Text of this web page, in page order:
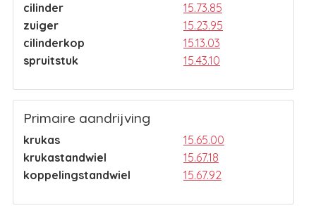
cilinder
15.73.85
zuiger
15.23.95
cilinderkop
15.13.03
spruitstuk
15.43.10
Primaire aandrijving
krukas
15.65.00
krukastandwiel
15.67.18
koppelingstandwiel
15.67.92